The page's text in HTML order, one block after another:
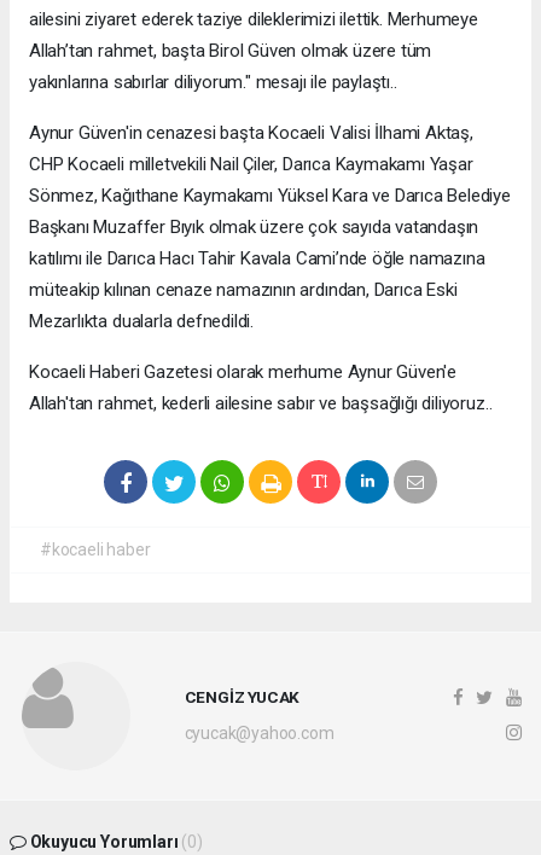
ailesini ziyaret ederek taziye dileklerimizi ilettik. Merhumeye
Allah’tan rahmet, başta Birol Güven olmak üzere tüm
yakınlarına sabırlar diliyorum." mesajı ile paylaştı..
Aynur Güven'in cenazesi başta Kocaeli Valisi İlhami Aktaş,
CHP Kocaeli milletvekili Nail Çiler, Darıca Kaymakamı Yaşar
Sönmez, Kağıthane Kaymakamı Yüksel Kara ve Darıca Belediye
Başkanı Muzaffer Bıyık olmak üzere çok sayıda vatandaşın
katılımı ile Darıca Hacı Tahir Kavala Cami’nde öğle namazına
müteakip kılınan cenaze namazının ardından, Darıca Eski
Mezarlıkta dualarla defnedildi.
Kocaeli Haberi Gazetesi olarak merhume Aynur Güven'e
Allah'tan rahmet, kederli ailesine sabır ve başsağlığı diliyoruz..
#kocaeli haber
CENGİZ YUCAK
cyucak@yahoo.com
Okuyucu Yorumları (0)